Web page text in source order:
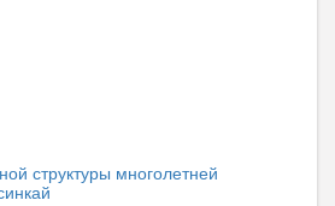
структуры многолетней